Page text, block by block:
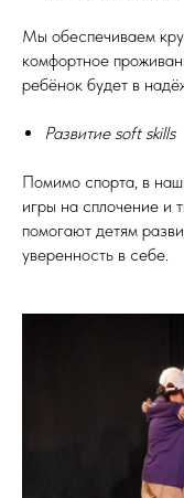
Мы обеспечиваем
комфортное
ребёнок будет в
Развитие soft skills
Помимо спорта, в
игры на сплочение и
помогают детям
уверенность в себе.